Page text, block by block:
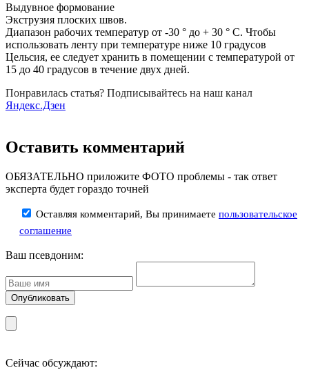
Выдувное формование
Экструзия плоских швов.
Диапазон рабочих температур от -30 ° до + 30 ° C. Чтобы
использовать ленту при температуре ниже 10 градусов
Цельсия, ее следует хранить в помещении с температурой от
15 до 40 градусов в течение двух дней.
Понравилась статья? Подписывайтесь на наш канал
Яндекс.Дзен
Оставить комментарий
ОБЯЗАТЕЛЬНО приложите ФОТО проблемы - так ответ
эксперта будет гораздо точней
Оставляя комментарий, Вы принимаете пользовательское
соглашение
Ваш псевдоним:
Сейчас обсуждают: